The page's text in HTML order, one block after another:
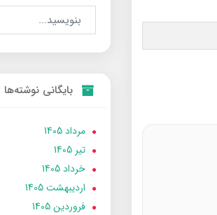
بایگانی نوشته‌ها
مرداد 1405
تير 1405
خرداد 1405
ارديبهشت 1405
فروردین 1405